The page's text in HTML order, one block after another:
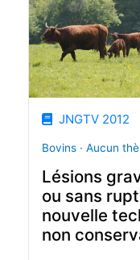
JNGTV 2012
Bovins · Aucun
Lésions
ou sans
nouvelle
non